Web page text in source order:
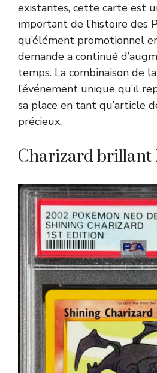
existantes, cette carte est
important de l’histoire des
qu’élément promotionnel
demande a continué
temps. La combinaison de
l’événement unique qu’il
sa place en tant qu’article
précieux.
Charizard brillant